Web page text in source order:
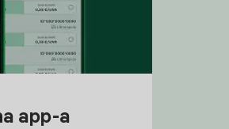
app-a